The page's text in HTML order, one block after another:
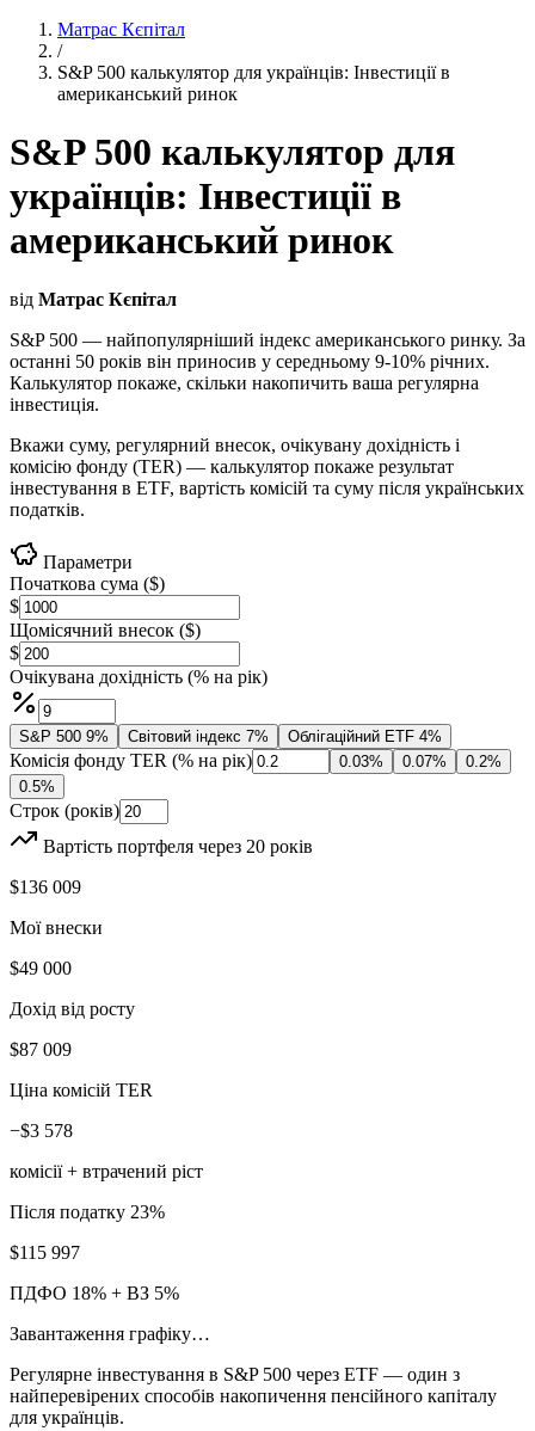
Матрас Кєпітал
/
S&P 500 калькулятор для українців: Інвестиції в
американський ринок
S&P 500 калькулятор для
українців: Інвестиції в
американський ринок
від Матрас Кєпітал
S&P 500 — найпопулярніший індекс американського ринку. За
останні 50 років він приносив у середньому 9-10% річних.
Калькулятор покаже, скільки накопичить ваша регулярна
інвестиція.
Вкажи суму, регулярний внесок, очікувану дохідність і
комісію фонду (TER) — калькулятор покаже результат
інвестування в ETF, вартість комісій та суму після українських
податків.
Параметри
Початкова сума ($)
$
Щомісячний внесок ($)
$
Очікувана дохідність (% на рік)
S&P 500 9% Світовий індекс 7% Облігаційний ETF 4%
Комісія фонду TER (% на рік) 0.03% 0.07% 0.2%
0.5%
Строк (років)
Вартість портфеля через 20 років
$136 009
Мої внески
$49 000
Дохід від росту
$87 009
Ціна комісій TER
−$3 578
комісії + втрачений ріст
Після податку 23%
$115 997
ПДФО 18% + ВЗ 5%
Завантаження графіку…
Регулярне інвестування в S&P 500 через ETF — один з
найперевірених способів накопичення пенсійного капіталу
для українців.